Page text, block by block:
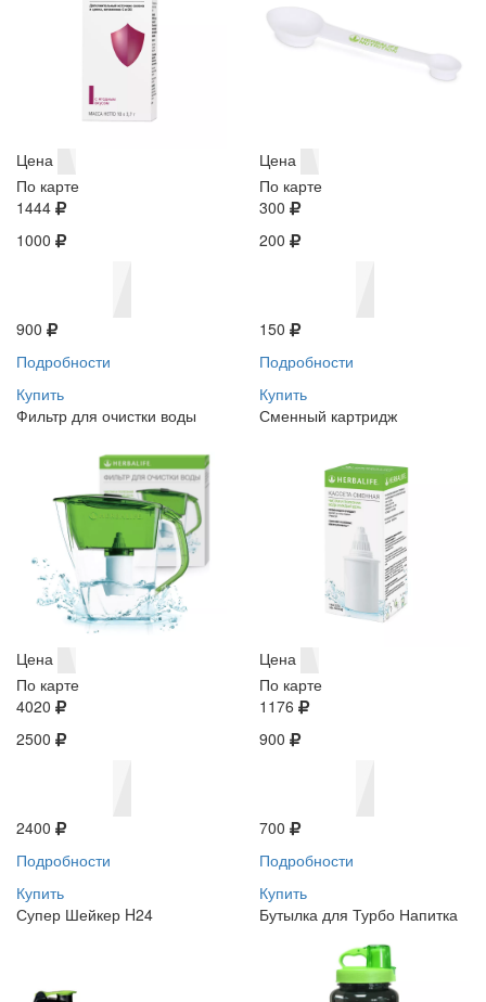
Цена
По карте
1444
1000
900
Подробности
Купить
Цена
По карте
300
200
150
Подробности
Купить
Фильтр для очистки воды
Цена
По карте
4020
2500
2400
Подробности
Купить
Сменный картридж
Цена
По карте
1176
900
700
Подробности
Купить
Супер Шейкер H24
Бутылка для Турбо Напитка